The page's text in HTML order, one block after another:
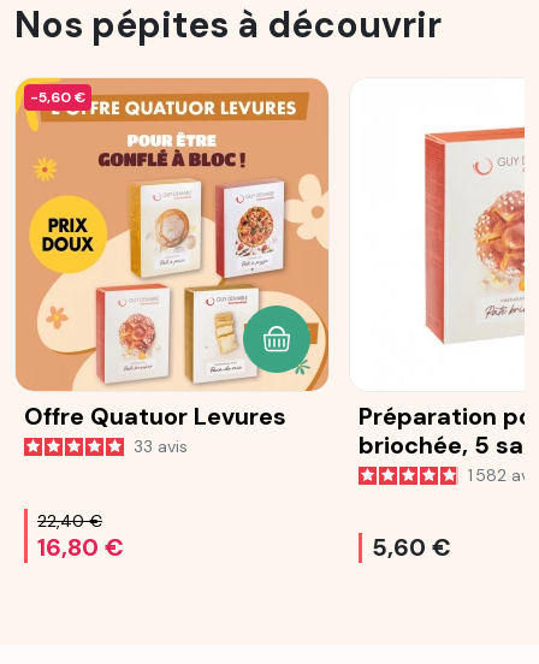
Nos pépites à découvrir
-5,60 €
Offre Quatuor Levures
33 avis
22,40 €
16,80 €
AJOUTER AU PANIER
Préparation
briochée, 5
25 g
1 582
5,60 €